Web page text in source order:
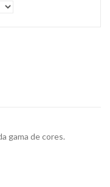
gama de cores.